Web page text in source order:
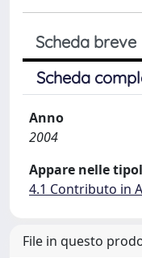
Scheda breve
Scheda
Anno
2004
Appare nelle
4.1 Contributo in
File in questo